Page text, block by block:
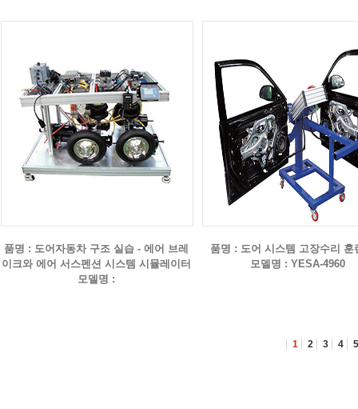
품명 : 도어자동차 구조 실습 - 에어 브레
이크와 에어 서스펜션 시스템 시뮬레이터
모델명 :
품명 : 도어 시스템 고장수리 훈
모델명 : YESA-4960
1 2 3 4